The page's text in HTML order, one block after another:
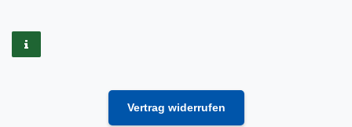
Vertrag widerrufen